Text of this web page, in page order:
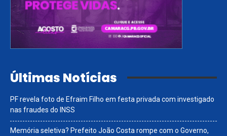
Últimas Notícias
PF revela foto de Efraim Filho em festa privada com investigado
nas fraudes do INSS
Memória seletiva? Prefeito João Costa rompe com o Governo,